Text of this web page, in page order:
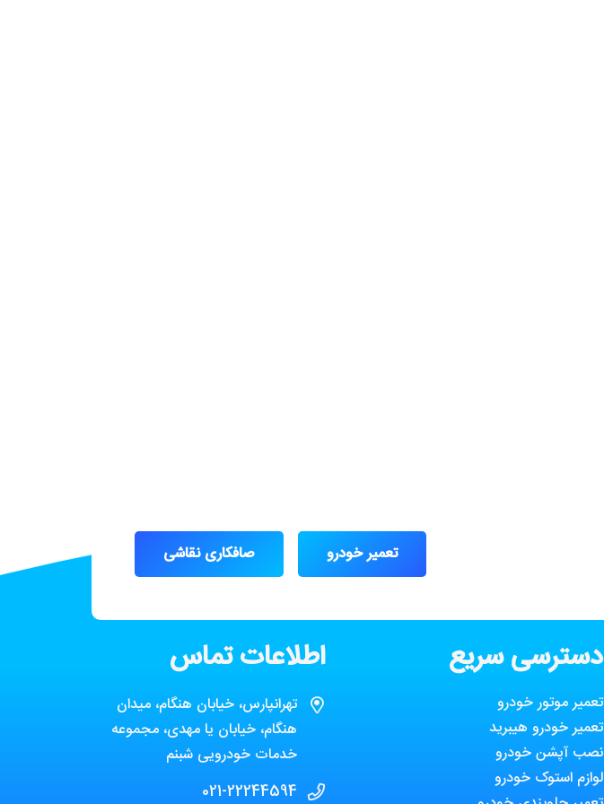
تعمیر خودرو صافکاری نقاشی
دسترسی سریع
تعمیر موتور خودرو
تعمیر خودرو هیبرید
نصب آپشن خودرو
لوازم استوک خودرو
اطلاعات تماس
تهرانپارس، خیابان هنگام، میدان
هنگام، خیابان یا مهدی، مجموعه
خدمات خودرویی شبنم
021-22244594